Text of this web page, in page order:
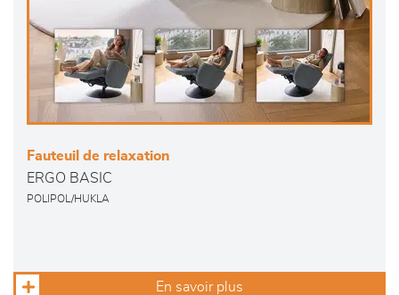
Fauteuil de relaxation
ERGO BASIC
POLIPOL/HUKLA
En savoir plus